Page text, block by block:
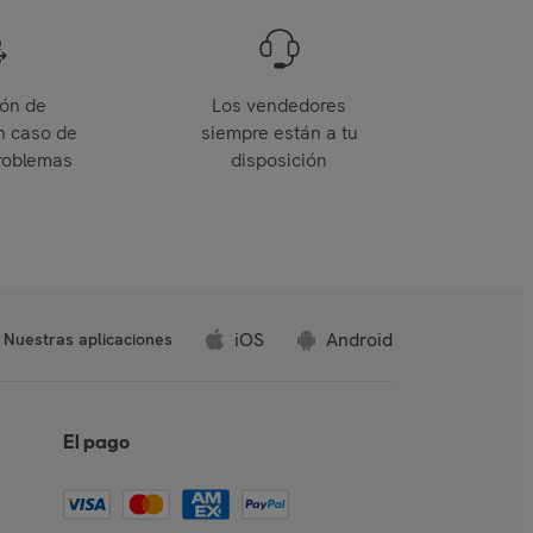
de
caso de
Los vendedores
siempre están a tu
disposición
Nuestras aplicaciones iOS Android
El pago